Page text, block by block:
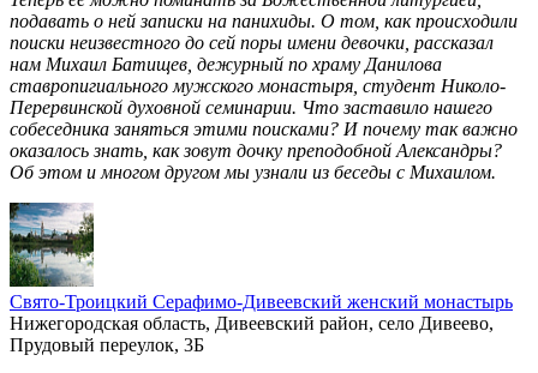
подавать о ней записки на панихиды. О том, как происходили
поиски неизвестного до сей поры имени девочки, рассказал
нам Михаил Батищев, дежурный по храму Данилова
ставропигиального мужского монастыря, студент Николо-
Перервинской духовной семинарии. Что заставило нашего
собеседника заняться этими поисками? И почему так важно
оказалось знать, как зовут дочку преподобной Александры?
Об этом и многом другом мы узнали из беседы с Михаилом.
Свято-Троицкий Серафимо-Дивеевский женский монастырь
Нижегородская область, Дивеевский район, село Дивеево,
Прудовый переулок, 3Б